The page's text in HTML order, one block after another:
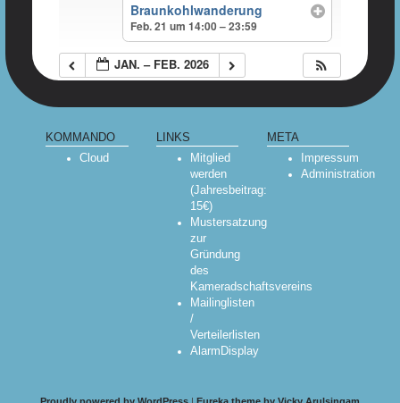
Braunkohlwanderung
Feb. 21 um 14:00 – 23:59
JAN. – FEB. 2026
KOMMANDO
Cloud
LINKS
Mitglied
werden
(Jahresbeitrag:
15€)
Mustersatzung
zur
Gründung
des
Kameradschaftsvereins
Mailinglisten
/
Verteilerlisten
AlarmDisplay
META
Impressum
Administration